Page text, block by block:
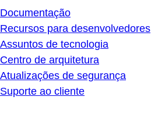
Documentação
Recursos para desenvolvedores
Assuntos de tecnologia
Centro de arquitetura
Atualizações de segurança
Suporte ao cliente